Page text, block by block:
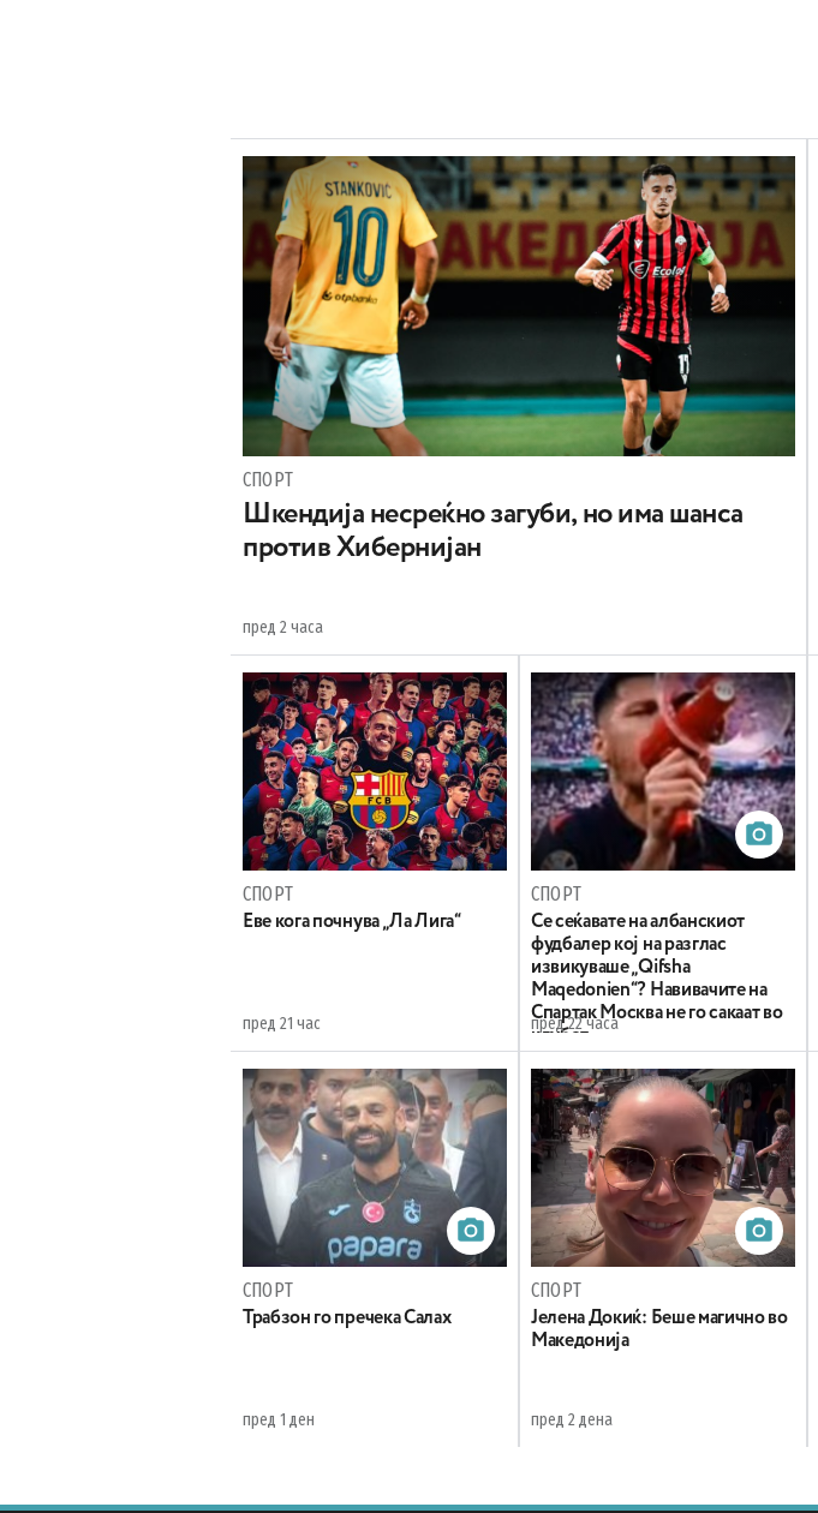
СПОРТ
Шкендија несреќно загуби, но има шанса
против Хибернијан
пред 2 часа
СПОРТ
Еве кога почнува „Ла Лига“
пред 21 час
СПОРТ
Се сеќавате на албанскиот
фудбалер кој на разглас
извикуваше „Qifsha
Maqedonien“? Навивачите на
Спартак Москва не го сакаат во
клубот
пред 22 часа
СПОРТ
Трабзон го пречека Салах
пред 1 ден
СПОРТ
Јелена Докиќ: Беше магично во
Македонија
пред 2 дена